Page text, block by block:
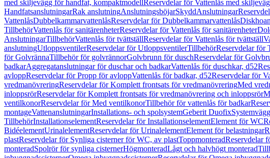
med skiljevägg för handfat, kompaktmodellReservdelar för Vattenlås med
HandfatsanslutningarRak anslutningAnslutningsböjarSkyddAnslutningar
VattenlåsDubbelkammarvattenlåsReservdelar för Dubbelkammarvattenlås
TillbehörVattenlås för sanitärenheterReservdelar för Vattenlås för sanitärenheter
AnslutningarTillbehörVattenlås för tvättställReservdelar för Vattenlås för tvättställ
anslutningUtloppsventilerReservdelar för UtloppsventilerTillbehörReservdelar för
för GolvrännaTillbehör för golvrännorGolvbrunn för duschReservdelar för
badkarAggregatanslutningar för duschar och badkarVattenlås för duschkar, d52
avloppReservdelar för Propp för avloppVattenlås för badkar, d52Reservdelar för
vredmanövreringReservdelar för Komplett frontsats för vredmanövreringMed
inloppsrörReservdelar för Komplett frontsats för vredmanövrering och inloppsrör
ventilkonorReservdelar för Med ventilkonorTillbehör för vattenlås för badkar
montageVattenanslutningarInstallations- och spolsystemGeberit Duofix
TillbehörInstallationselementReservdelar för InstallationselementElement för WC
BidéelementUrinalelementReservdelar för UrinalelementElement för belastningar
plastReservdelar för Synliga cisterner för WC, av plastToppmonteradReservdelar
monteradSpolrör för synliga cisternerHögmonteradLågt och halvhögt monterad